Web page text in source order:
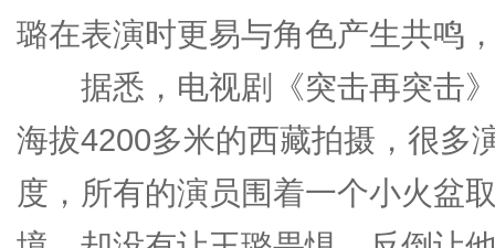
璐在表演时更易与角色产生共鸣
据悉，电视剧《突击再突击》
海拔4200多米的西藏拍摄，很多
度，所有的演员围着一个小火盆